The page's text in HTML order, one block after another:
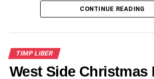
munte, iar în cursul zilei de marţi şi în
CONTINUE READING
TIMP LIBER
West Side Christmas